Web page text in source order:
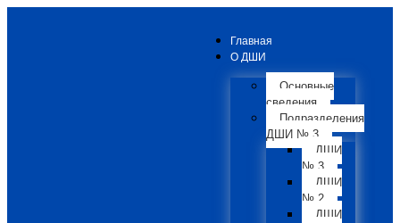
Главная
О ДШИ
Основные
сведения
Подразделения
ДШИ № 3
ДШИ
№ 3
ДШИ
№ 2
ДШИ